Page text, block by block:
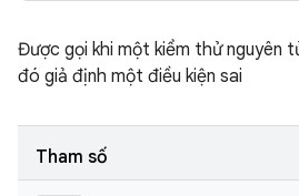
Được gọi khi một kiểm thử nguyên
đó giả định một điều kiện sai
Tham số